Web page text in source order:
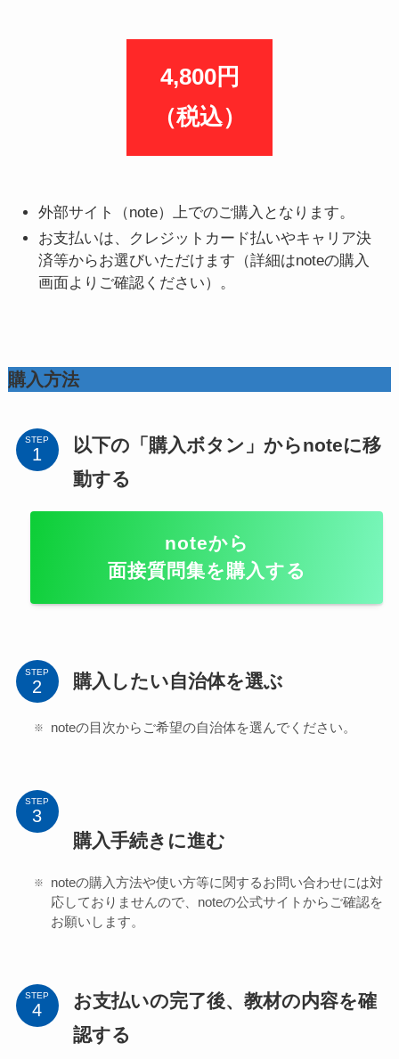
4,800円
（税込）
外部サイト（note）上でのご購入となります。
お支払いは、クレジットカード払いやキャリア決
済等からお選びいただけます（詳細はnoteの購入
画面よりご確認ください）。
購入方法
STEP
以下の「購入ボタン」からnoteに移
動する
noteから
面接質問集を購入する
STEP 購入したい自治体を選ぶ
noteの目次からご希望の自治体を選んでください。
STEP
購入手続きに進む
noteの購入方法や使い方等に関するお問い合わせには対
応しておりませんので、noteの公式サイトからご確認を
お願いします。
STEP
お支払いの完了後、教材の内容を確
認する